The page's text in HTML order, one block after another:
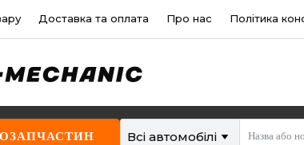
Доставка та оплата Про нас Політика
Всі автомобілі